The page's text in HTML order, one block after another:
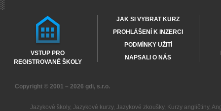
VSTUP PRO
REGISTROVANÉ ŠKOLY
JAK SI VYBRAT KURZ
PROHLÁŠENÍ K INZERCI
PODMÍNKY UŽITÍ
NAPSALI O NÁS
Copyright © 2001 – 2026 gdi, s.r.o.
Jazykové školy, Jazykové kurzy, Jazykové zkoušky, Kurzy angličtiny,